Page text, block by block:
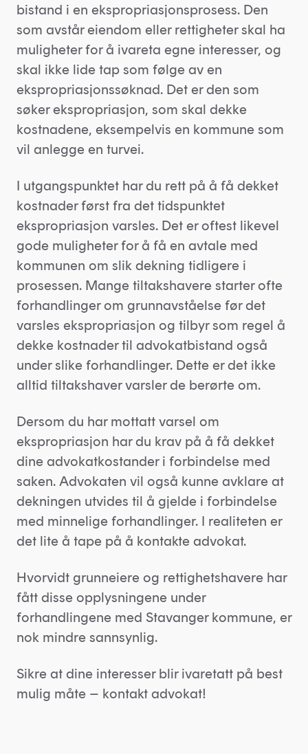
bistand i en ekspropriasjonsprosess. Den
som avstår eiendom eller rettigheter skal ha
muligheter for å ivareta egne interesser, og
skal ikke lide tap som følge av en
ekspropriasjonssøknad. Det er den som
søker ekspropriasjon, som skal dekke
kostnadene, eksempelvis en kommune som
vil anlegge en turvei.
I utgangspunktet har du rett på å få dekket
kostnader først fra det tidspunktet
ekspropriasjon varsles. Det er oftest likevel
gode muligheter for å få en avtale med
kommunen om slik dekning tidligere i
prosessen. Mange tiltakshavere starter ofte
forhandlinger om grunnavståelse før det
varsles ekspropriasjon og tilbyr som regel å
dekke kostnader til advokatbistand også
under slike forhandlinger. Dette er det ikke
alltid tiltakshaver varsler de berørte om.
Dersom du har mottatt varsel om
ekspropriasjon har du krav på å få dekket
dine advokatkostander i forbindelse med
saken. Advokaten vil også kunne avklare at
dekningen utvides til å gjelde i forbindelse
med minnelige forhandlinger. I realiteten er
det lite å tape på å kontakte advokat.
Hvorvidt grunneiere og rettighetshavere har
fått disse opplysningene under
forhandlingene med Stavanger kommune, er
nok mindre sannsynlig.
Sikre at dine interesser blir ivaretatt på best
mulig måte – kontakt advokat!